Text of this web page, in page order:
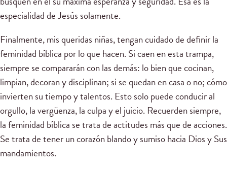
especialidad de Jesús solamente.
Finalmente, mis queridas niñas, tengan cuidado de definir la
feminidad bíblica por lo que hacen. Si caen en esta trampa,
siempre se compararán con las demás: lo bien que cocinan,
limpian, decoran y disciplinan; si se quedan en casa o no; cómo
invierten su tiempo y talentos. Esto solo puede conducir al
orgullo, la vergüenza, la culpa y el juicio. Recuerden siempre,
la feminidad bíblica se trata de actitudes más que de acciones.
Se trata de tener un corazón blando y sumiso hacia Dios y Sus
mandamientos.